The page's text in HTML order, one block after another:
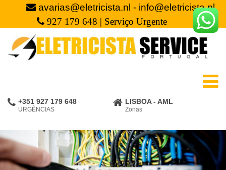
avarias@eletricista.nl - info@eletricista.nl
927 179 648 | Serviço Urgente
+351 927 179 648
URGÊNCIAS
LISBOA - AML
Zonas